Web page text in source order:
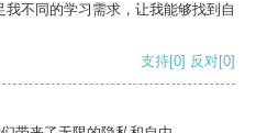
不同的学习需求，让我能够找到自
支持[0] 反对[0]